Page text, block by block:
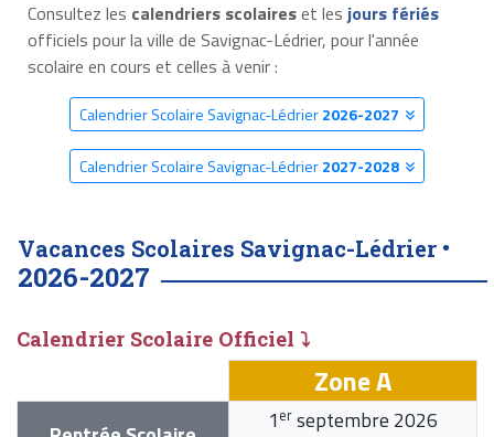
Consultez les calendriers scolaireset les jours fériés
officiels pour la ville de Savignac-Lédrier, pour l'année
scolaire en cours et celles à venir :
Calendrier Scolaire Savignac-Lédrier2026-2027
Calendrier Scolaire Savignac-Lédrier2027-2028
Vacances Scolaires Savignac-Lédrier •
2026-2027
Calendrier Scolaire Officiel ⤵
Zone A
1 er septembre 2026